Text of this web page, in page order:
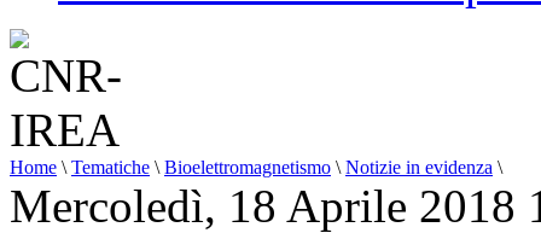
Home \ Tematiche \ Bioelettromagnetismo \ Notizie in evidenza \
Mercoledì, 18 Aprile 2018